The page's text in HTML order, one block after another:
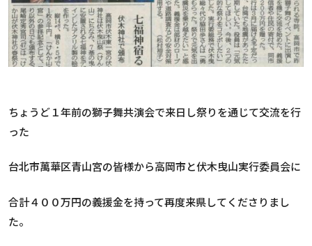
ちょうど１年前の獅子舞共演会で来日し祭りを通じて交流を行
った
台北市萬華区青山宮の皆様から高岡市と伏木曳山実行委員会に
合計４００万円の義援金を持って再度来県してくださりまし
た。